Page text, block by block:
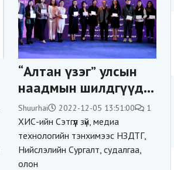
“Алтан үзэг” улсын
наадмын шилдгүүд
шалгарлаа
Shuurhai 2022-12-05 13:51:00 1
ХИС-ийн Сэтгүүл зүй, медиа
технологийн тэнхимээс НЗДТГ,
Нийслэлийн Сургалт, судалгаа,
олон